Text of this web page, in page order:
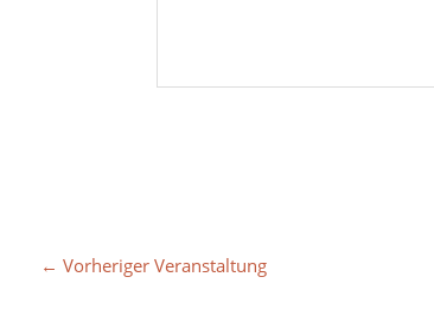
← Vorheriger Veranstaltung